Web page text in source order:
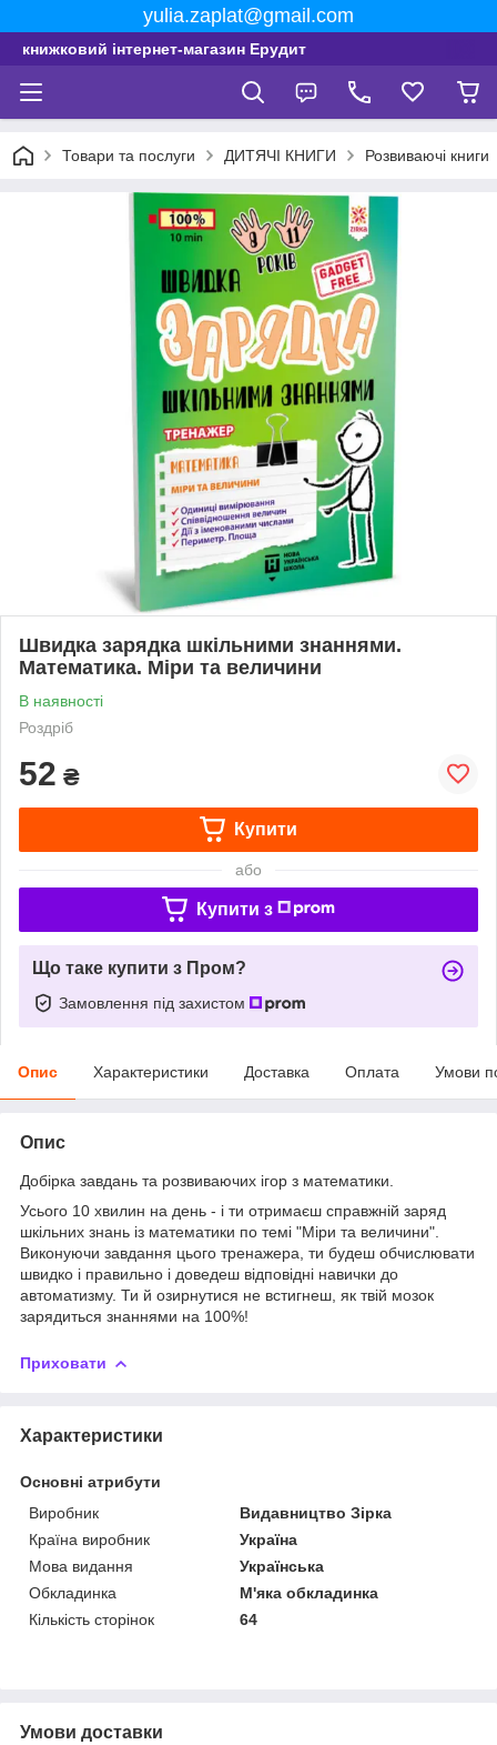
yulia.zaplat@gmail.com
книжковий інтернет-магазин Ерудит
Товари та послуги ДИТЯЧІ КНИГИ Розвиваючі книги
Швидка зарядка шкільними знаннями.
Математика. Міри та величини
В наявності
Роздріб
52 ₴
Купити
або
Купити з
Що таке купити з Пром?
Замовлення під захистом
Опис Характеристики Доставка Оплата Умови
Опис
Добірка завдань та розвиваючих ігор з математики.
Усього 10 хвилин на день - і ти отримаєш справжній заряд
шкільних знань із математики по темі "Міри та величини".
Виконуючи завдання цього тренажера, ти будеш обчислювати
швидко і правильно і доведеш відповідні навички до
автоматизму. Ти й озирнутися не встигнеш, як твій мозок
зарядиться знаннями на 100%!
Приховати
Характеристики
Основні атрибути
Виробник
Видавництво Зірка
Країна виробник
Україна
Мова видання
Українська
Обкладинка
М'яка обкладинка
Кількість сторінок
64
Умови доставки